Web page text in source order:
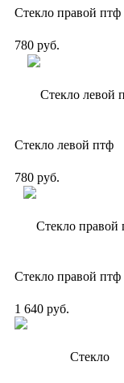
Стекло правой птф
780 руб.
Стекло левой птф
780 руб.
Стекло правой птф
1 640 руб.